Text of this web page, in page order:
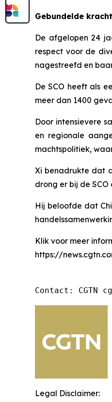
Gebundelde
De afgelopen 24
respect voor de
nagestreefd en
De SCO heeft als
meer dan 1400
Door intensievere
en regionale
machtspolitiek,
Xi benadrukte dat
drong er bij de
Hij beloofde dat
Klik voor meer
https://
Contact: CGTN
Legal Disclaimer: